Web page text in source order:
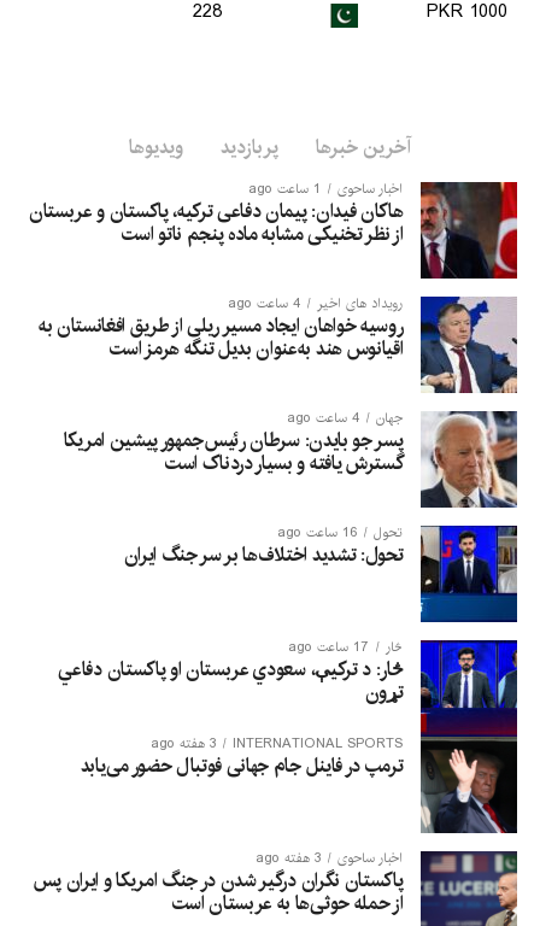
1000 PKR
228
آخرین خبرها پربازدید ویدیوها
اخبار ساحوی 1 ساعت ago
هاکان فیدان: پیمان دفاعی ترکیه، پاکستان و عربستان
از نظر تخنیکی مشابه ماده پنجم ناتو است
رویداد های اخیر 4 ساعت ago
روسیه خواهان ایجاد مسیر ریلی از طریق افغانستان به
اقیانوس هند به‌عنوان بدیل تنگه هرمز است
جهان 4 ساعت ago
پسر جو بایدن: سرطان رئیس‌جمهور پیشین امریکا
گسترش یافته و بسیار دردناک است
تحول 16 ساعت ago
تحول: تشدید اختلاف‌ها بر سر جنگ ایران
څار 17 ساعت ago
څار: د ترکیې، سعودي عربستان او پاکستان دفاعي
تړون
INTERNATIONAL SPORTS 3 هفته ago
ترمپ در فاینل جام جهانی فوتبال حضور می‌یابد
اخبار ساحوی 3 هفته ago
پاکستان نگران درگیر شدن در جنگ امریکا و ایران پس
از حمله حوثی‌ها به عربستان است